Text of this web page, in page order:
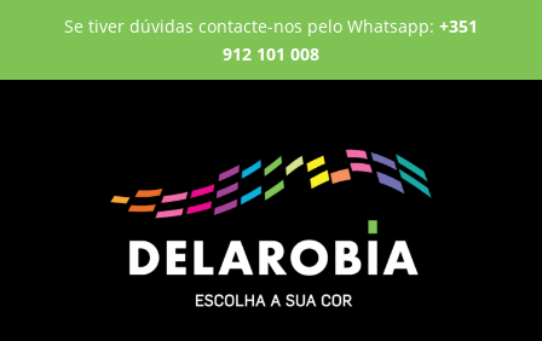
Se tiver dúvidas contacte-nos pelo Whatsapp: +351
912 101 008